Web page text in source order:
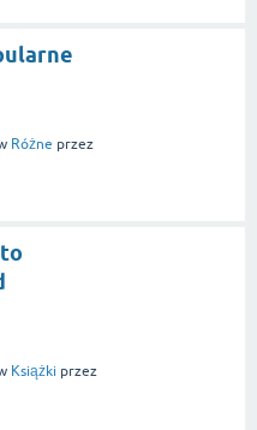
Różne przez
Książki przez